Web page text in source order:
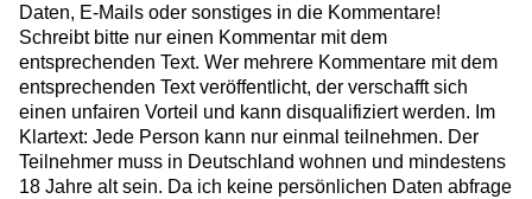
Daten, E-Mails oder sonstiges in die Kommentare!
Schreibt bitte nur einen Kommentar mit dem
entsprechenden Text. Wer mehrere Kommentare mit dem
entsprechenden Text veröffentlicht, der verschafft sich
einen unfairen Vorteil und kann disqualifiziert werden. Im
Klartext: Jede Person kann nur einmal teilnehmen. Der
Teilnehmer muss in Deutschland wohnen und mindestens
18 Jahre alt sein. Da ich keine persönlichen Daten abfrage